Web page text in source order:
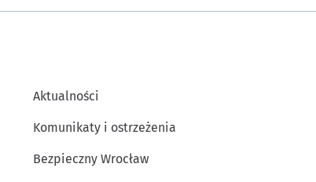
Aktualności
Komunikaty i ostrzeżenia
Bezpieczny Wrocław